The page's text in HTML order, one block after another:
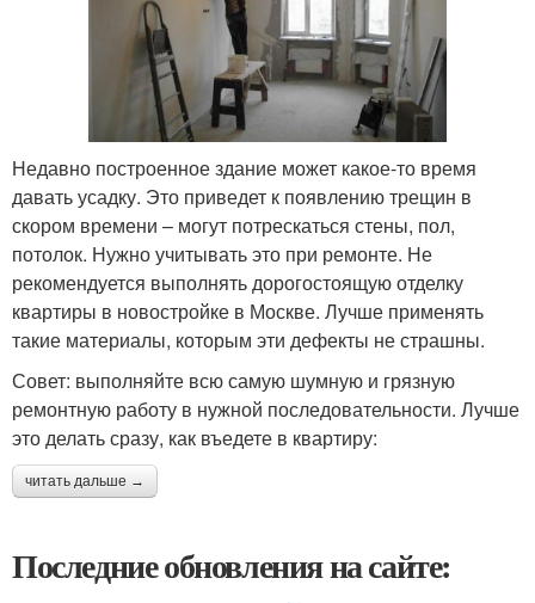
Недавно построенное здание может какое-то время
давать усадку. Это приведет к появлению трещин в
скором времени – могут потрескаться стены, пол,
потолок. Нужно учитывать это при ремонте. Не
рекомендуется выполнять дорогостоящую отделку
квартиры в новостройке в Москве. Лучше применять
такие материалы, которым эти дефекты не страшны.
Совет: выполняйте всю самую шумную и грязную
ремонтную работу в нужной последовательности. Лучше
это делать сразу, как въедете в квартиру:
читать дальше →
Последние обновления на сайте: